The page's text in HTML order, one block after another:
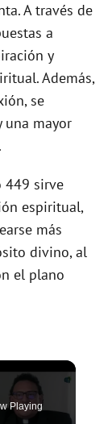
A través de
a
y
Además,
se
una mayor
449 sirve
espiritual,
más
divino, al
el plano
Playing